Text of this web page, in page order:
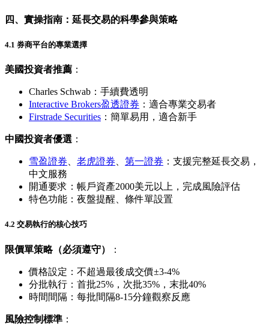
四、實操指南：延長交易的科學參與策略
4.1 券商平台的專業選擇
美國投資者推薦 ：
Charles Schwab：手續費透明
Interactive Brokers盈透證券 ：適合專業交易者
Firstrade Securities ：簡單易用，適合新手
中國投資者優選 ：
雪盈證券 老虎證券 第一證券 ：支援完整延長交易，
中文服務
開通要求：帳戶資產2000美元以上，完成風險評估
特色功能：夜盤提醒、條件單設置
4.2 交易執行的核心技巧
限價單策略（必須遵守） ：
價格設定：不超過最後成交價±3-4%
分批執行：首批25%，次批35%，末批40%
時間間隔：每批間隔8-15分鐘觀察反應
風險控制標準 ：